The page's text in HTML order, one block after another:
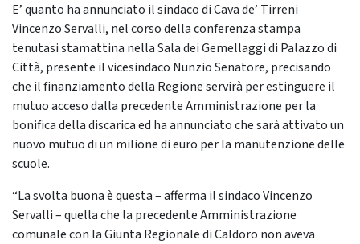
E’ quanto ha annunciato il sindaco di Cava de’ Tirreni
Vincenzo Servalli, nel corso della conferenza stampa
tenutasi stamattina nella Sala dei Gemellaggi di Palazzo di
Città, presente il vicesindaco Nunzio Senatore, precisando
che il finanziamento della Regione servirà per estinguere il
mutuo acceso dalla precedente Amministrazione per la
bonifica della discarica ed ha annunciato che sarà attivato un
nuovo mutuo di un milione di euro per la manutenzione delle
scuole.
“La svolta buona è questa – afferma il sindaco Vincenzo
Servalli – quella che la precedente Amministrazione
comunale con la Giunta Regionale di Caldoro non aveva